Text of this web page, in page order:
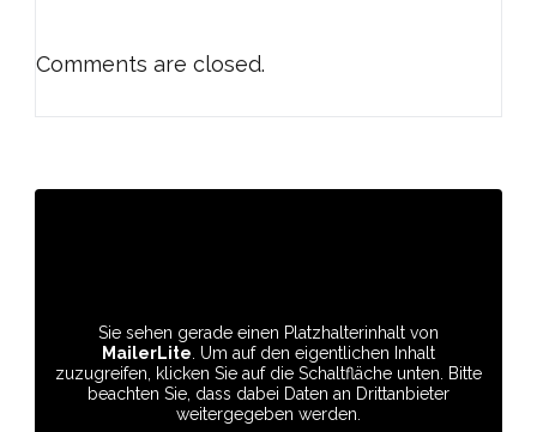
Comments are closed.
Sie sehen gerade einen Platzhalterinhalt von
MailerLite . Um auf den eigentlichen Inhalt
zuzugreifen, klicken Sie auf die Schaltfläche unten. Bitte
beachten Sie, dass dabei Daten an Drittanbieter
weitergegeben werden.